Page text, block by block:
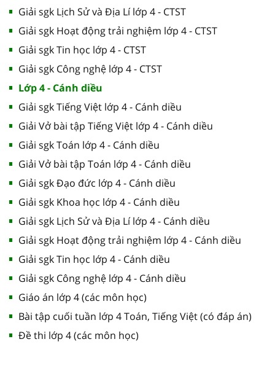
Giải sgk Lịch Sử và Địa Lí lớp 4 - CTST
Giải sgk Hoạt động trải nghiệm lớp 4 - CTST
Giải sgk Tin học lớp 4 - CTST
Giải sgk Công nghệ lớp 4 - CTST
Lớp 4 - Cánh diều
Giải sgk Tiếng Việt lớp 4 - Cánh diều
Giải Vở bài tập Tiếng Việt lớp 4 - Cánh diều
Giải sgk Toán lớp 4 - Cánh diều
Giải Vở bài tập Toán lớp 4 - Cánh diều
Giải sgk Đạo đức lớp 4 - Cánh diều
Giải sgk Khoa học lớp 4 - Cánh diều
Giải sgk Lịch Sử và Địa Lí lớp 4 - Cánh diều
Giải sgk Hoạt động trải nghiệm lớp 4 - Cánh diều
Giải sgk Tin học lớp 4 - Cánh diều
Giải sgk Công nghệ lớp 4 - Cánh diều
Giáo án lớp 4 (các môn học)
Bài tập cuối tuần lớp 4 Toán, Tiếng Việt (có đáp án)
Đề thi lớp 4 (các môn học)